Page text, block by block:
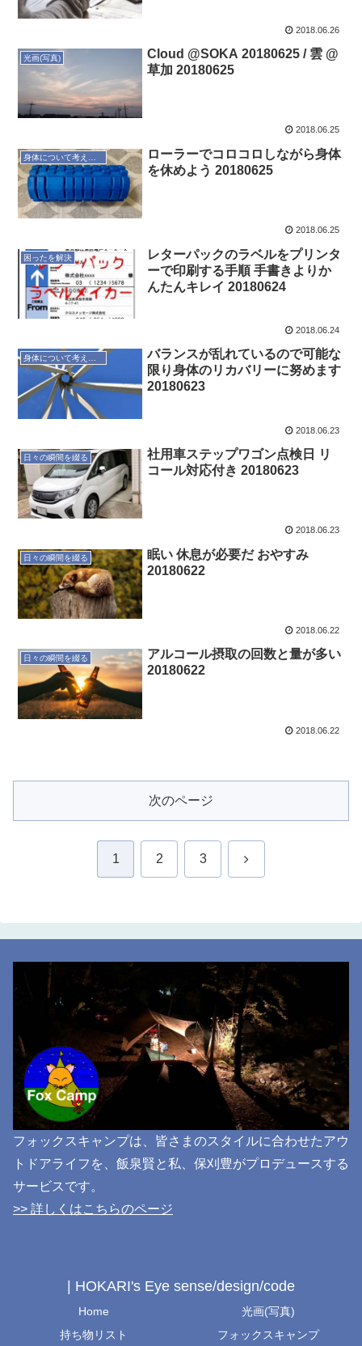
2018.06.26
光画(写真)
Cloud @SOKA 20180625 / 雲 @
草加 20180625
2018.06.25
身体について考えてみる
ローラーでコロコロしながら身体
を休めよう 20180625
2018.06.25
困ったを解決
レターパックのラベルをプリンタ
ーで印刷する手順 手書きよりか
んたんキレイ 20180624
2018.06.24
バランスが乱れているので可能な
限り身体のリカバリーに努めます
20180623
2018.06.23
日々の瞬間を綴る
社用車ステップワゴン点検日 リ
コール対応付き 20180623
2018.06.23
日々の瞬間を綴る
眠い 休息が必要だ おやすみ
20180622
2018.06.22
日々の瞬間を綴る
アルコール摂取の回数と量が多い
20180622
2018.06.22
次のページ
1 2 3 次
フォックスキャンプは、皆さまのスタイルに合わせたアウ
トドアライフを、飯泉賢と私、保刈豊がプロデュースする
サービスです。
>> 詳しくはこちらのページ
| HOKARI's Eye sense/design/code
Home
光画(写真)
持ち物リスト
フォックスキャンプ